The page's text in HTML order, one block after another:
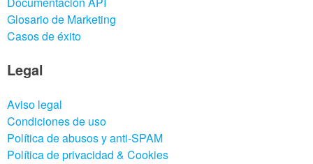
Glosario de Marketing
Casos de éxito
Legal
Aviso legal
Condiciones de uso
Política de abusos y anti-SPAM
Política de privacidad & Cookies